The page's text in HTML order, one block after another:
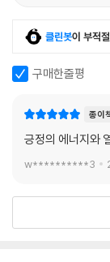
클린봇이 부적
구매한줄평
종이
긍정의 에너지와
w**********3